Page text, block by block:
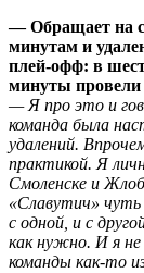
— Обращает на
минутам и
плей-офф: в
минуты провели
— Я про это и
команда была
удалений.
практикой. Я
Смоленске и
«Славутич»
с одной, и с
как нужно. И я не
команды как-то